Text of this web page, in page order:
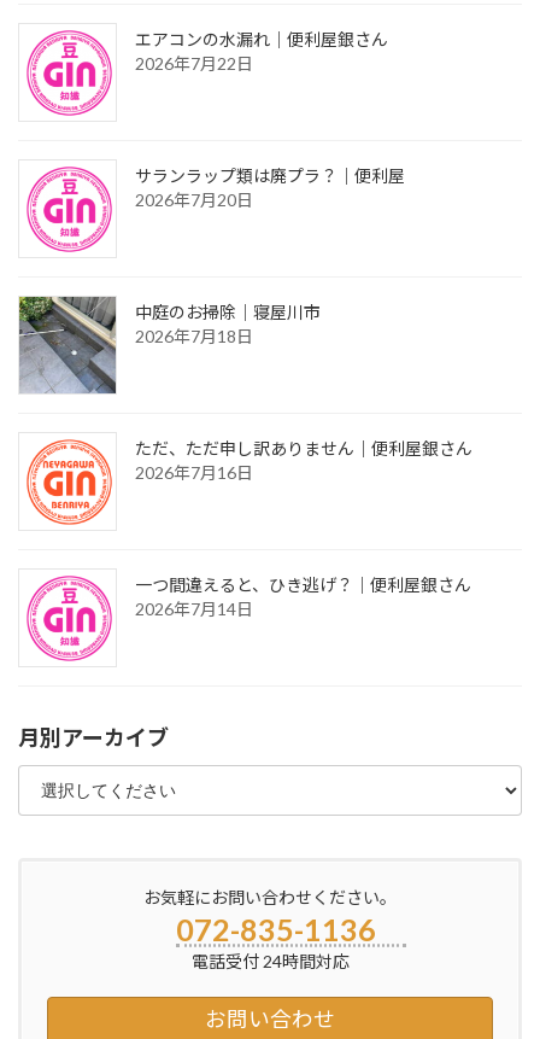
エアコンの水漏れ｜便利屋銀さん
2026年7月22日
サランラップ類は廃プラ？｜便利屋
2026年7月20日
中庭のお掃除｜寝屋川市
2026年7月18日
ただ、ただ申し訳ありません｜便利屋銀さん
2026年7月16日
一つ間違えると、ひき逃げ？｜便利屋銀さん
2026年7月14日
月別アーカイブ
お気軽にお問い合わせください。
072-835-1136
電話受付 24時間対応
お問い合わせ